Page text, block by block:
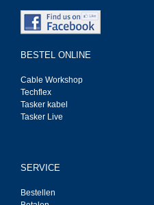
BESTEL ONLINE
Cable Workshop
Techflex
Tasker kabel
Tasker Live
SERVICE
Bestellen